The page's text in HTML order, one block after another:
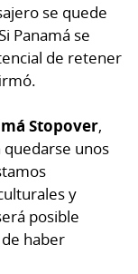
se quede
Panamá se
de retener
Stopover,
quedarse unos
y
posible
haber